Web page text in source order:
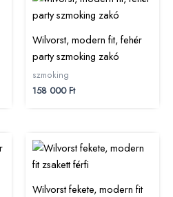
Wilvorst, modern fit, fehér
party szmoking zakó
szmoking
158 000Ft
Wilvorst fekete, modern fit